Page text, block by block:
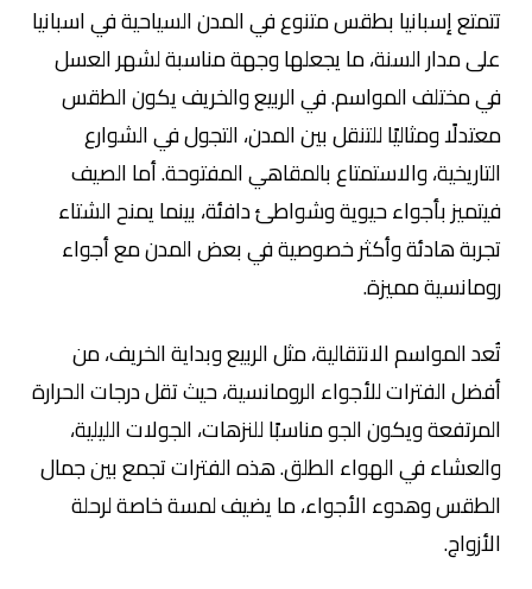
تتمتع إسبانيا بطقس متنوع في المدن السياحية في اسبانيا
على مدار السنة، ما يجعلها وجهة مناسبة لشهر العسل
في مختلف المواسم. في الربيع والخريف يكون الطقس
معتدلًا ومثاليًا للتنقل بين المدن، التجول في الشوارع
التاريخية، والاستمتاع بالمقاهي المفتوحة. أما الصيف
فيتميز بأجواء حيوية وشواطئ دافئة، بينما يمنح الشتاء
تجربة هادئة وأكثر خصوصية في بعض المدن مع أجواء
رومانسية مميزة.
تُعد المواسم الانتقالية، مثل الربيع وبداية الخريف، من
أفضل الفترات للأجواء الرومانسية، حيث تقل درجات الحرارة
المرتفعة ويكون الجو مناسبًا للنزهات، الجولات الليلية،
والعشاء في الهواء الطلق. هذه الفترات تجمع بين جمال
الطقس وهدوء الأجواء، ما يضيف لمسة خاصة لرحلة
الأزواج.